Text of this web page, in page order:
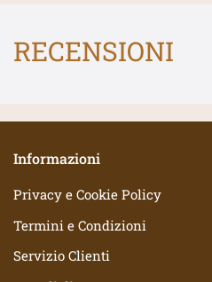
RECENSIONI
Informazioni
Privacy e Cookie Policy
Termini e Condizioni
Servizio Clienti